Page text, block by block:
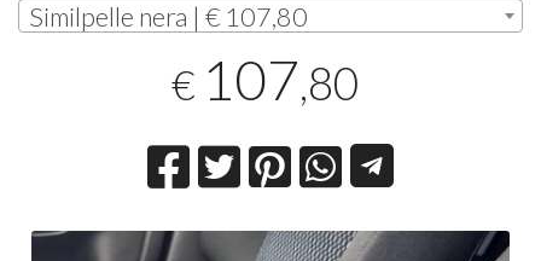
Similpelle nera | € 107,80
€ 107,80